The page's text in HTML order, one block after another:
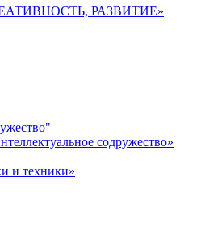
РАЗВИТИЕ»
содружество»
и техники»